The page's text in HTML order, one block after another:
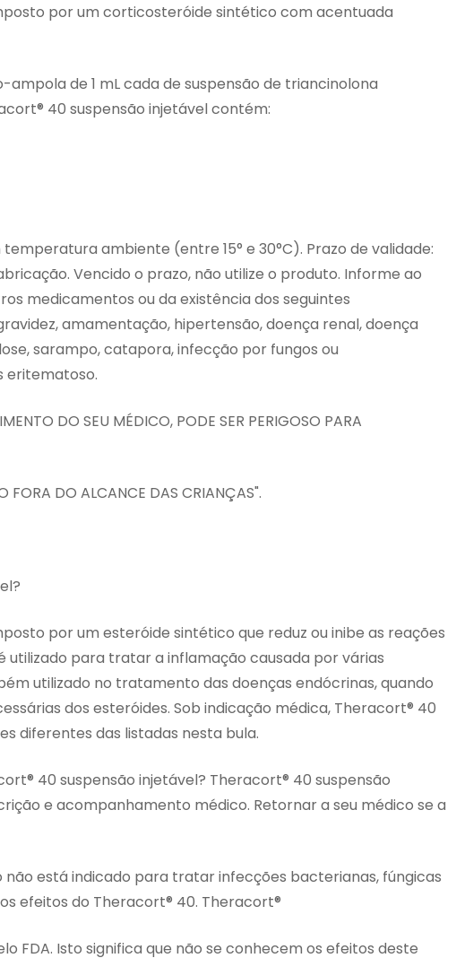
por um corticosteróide sintético com acentuada
de 1 mL cada de suspensão de triancinolona
40 suspensão injetável contém:
ambiente (entre 15° e 30°C). Prazo de validade:
Vencido o prazo, não utilize o produto. Informe ao
medicamentos ou da existência dos seguintes
amamentação, hipertensão, doença renal, doença
sarampo, catapora, infecção por fungos ou
eritematoso.
DO SEU MÉDICO, PODE SER PERIGOSO PARA
FORA DO ALCANCE DAS CRIANÇAS".
por um esteróide sintético que reduz ou inibe as reações
utilizado para tratar a inflamação causada por várias
utilizado no tratamento das doenças endócrinas, quando
dos esteróides. Sob indicação médica, Theracort® 40
diferentes das listadas nesta bula.
40 suspensão injetável? Theracort® 40 suspensão
e acompanhamento médico. Retornar a seu médico se a
não está indicado para tratar infecções bacterianas, fúngicas
efeitos do Theracort® 40. Theracort®
FDA. Isto significa que não se conhecem os efeitos deste